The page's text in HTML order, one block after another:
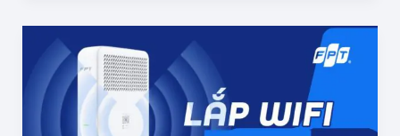
Mạng
FPT
Hòa